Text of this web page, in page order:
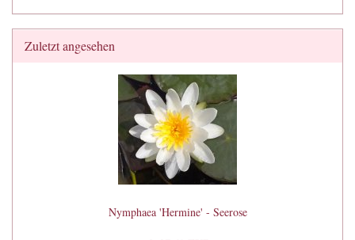
Zuletzt angesehen
Nymphaea 'Hermine' - Seerose